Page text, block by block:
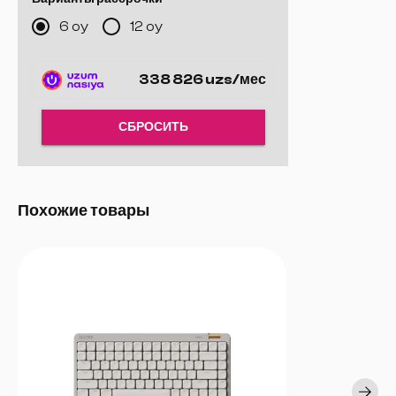
регулятор)
6 oy 12 oy
338 826 uzs/мес
СБРОСИТЬ
Похожие товары